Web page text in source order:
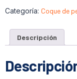
Categoría: Coque de
Descripción